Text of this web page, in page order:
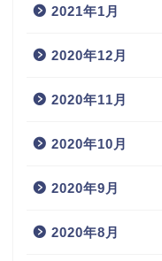
2021年1月
2020年12月
2020年11月
2020年10月
2020年9月
2020年8月